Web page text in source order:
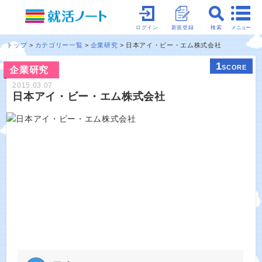
メニュー
検索
新規登録
ログイン
トップ カテゴリー一覧 企業研究 日本アイ・ビー・エム株式会社
企業研究 1SCORE
2015.03.07
日本アイ・ビー・エム株式会社